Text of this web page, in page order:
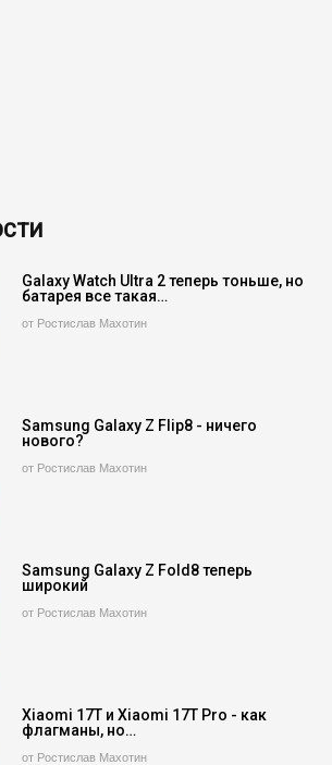
Galaxy Watch Ultra 2 теперь тоньше, но
батарея все такая…
от Ростислав Махотин
Samsung Galaxy Z Flip8 - ничего
нового?
от Ростислав Махотин
Samsung Galaxy Z Fold8 теперь
широкий
от Ростислав Махотин
Xiaomi 17T и Xiaomi 17T Pro - как
флагманы, но…
от Ростислав Махотин